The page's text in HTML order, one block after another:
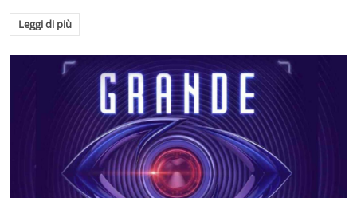
Leggi di più